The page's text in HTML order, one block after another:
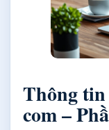
Thông tin
com –